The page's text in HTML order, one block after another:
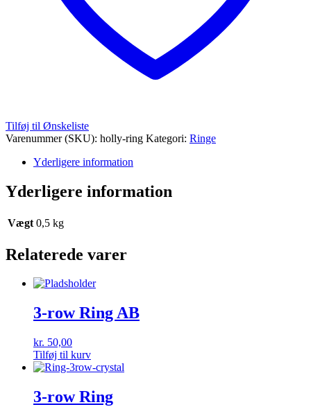
Tilføj til Ønskeliste
Varenummer (SKU): holly-ring Kategori: Ringe
Yderligere information
Yderligere information
Vægt 0,5 kg
Relaterede varer
3-row Ring AB
kr. 50,00
Tilføj til kurv
3-row Ring